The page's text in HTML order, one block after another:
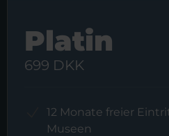
Platin
699 DKK
12 Monate freier
Museen